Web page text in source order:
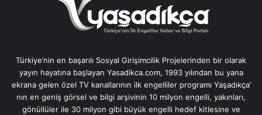
Türkiye’nin en başarılı Sosyal Girişimcilik Projelerinden bir olarak
yayın hayatına başlayan Yasadikca.com, 1993 yılından bu yana
ekrana gelen özel TV kanallarının ilk engelliler programı Yaşadıkça’
nın en geniş görsel ve bilgi arşivinin 10 milyon engelli, yakınları,
gönüllüler ile 30 milyon gibi büyük engelli hedef kitlesine ve